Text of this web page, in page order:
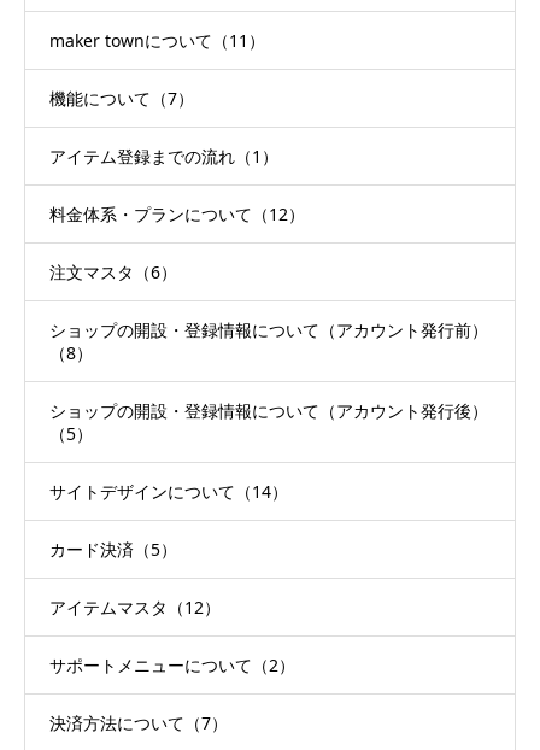
maker townについて（11）
機能について（7）
アイテム登録までの流れ（1）
料金体系・プランについて（12）
注文マスタ（6）
ショップの開設・登録情報について（アカウント発行前）
（8）
ショップの開設・登録情報について（アカウント発行後）
（5）
サイトデザインについて（14）
カード決済（5）
アイテムマスタ（12）
サポートメニューについて（2）
決済方法について（7）